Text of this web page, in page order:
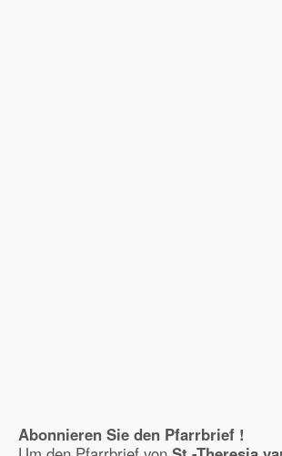
Abonnieren Sie den Pfarrbrief !